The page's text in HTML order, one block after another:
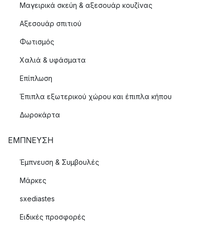
Μαγειρικά σκεύη & αξεσουάρ κουζίνας
Αξεσουάρ σπιτιού
Φωτισμός
Χαλιά & υφάσματα
Επίπλωση
Έπιπλα εξωτερικού χώρου και έπιπλα κήπου
Δωροκάρτα
ΈΜΠΝΕΥΣΗ
Έμπνευση & Συμβουλές
Μάρκες
sxediastes
Ειδικές προσφορές